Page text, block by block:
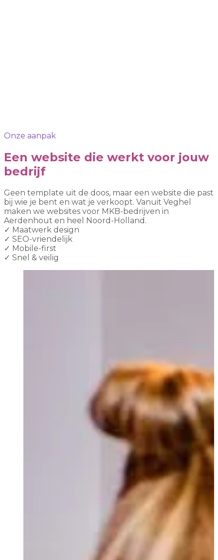
Onze aanpak
Een website die werkt voor jouw
bedrijf
Geen template uit de doos, maar een website die past
bij wie je bent en wat je verkoopt. Vanuit Veghel
maken we websites voor MKB-bedrijven in
Aerdenhout en heel Noord-Holland.
✓ Maatwerk design
✓ SEO-vriendelijk
✓ Mobile-first
✓ Snel & veilig